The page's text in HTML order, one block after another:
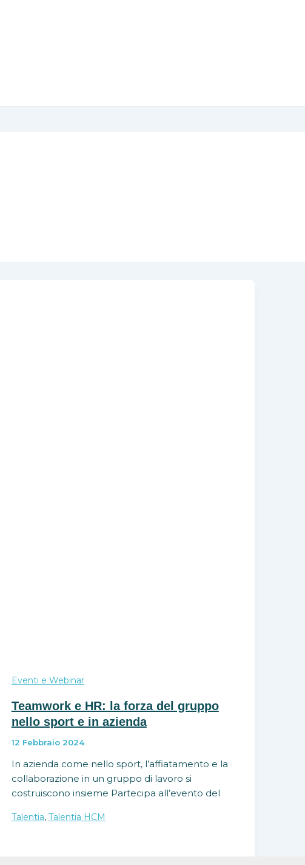
Eventi e Webinar
Teamwork e HR: la forza del gruppo
nello sport e in azienda
12 Febbraio 2024
In azienda come nello sport, l’affiatamento e la
collaborazione in un gruppo di lavoro si
costruiscono insieme Partecipa all’evento del
Talentia, Talentia HCM